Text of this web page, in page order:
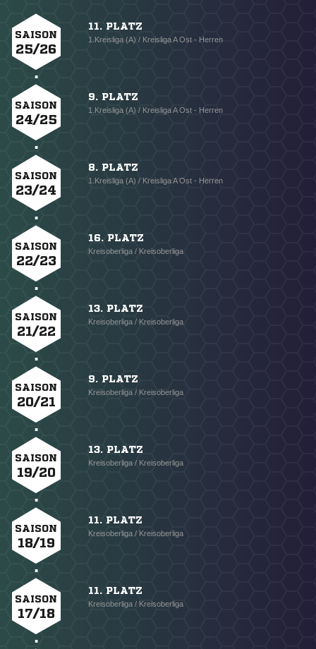
SAISON
25/26
11. PLATZ
1.Kreisliga (A) / Kreisliga A Ost - Herren
SAISON
24/25
9. PLATZ
1.Kreisliga (A) / Kreisliga A Ost - Herren
SAISON
23/24
8. PLATZ
1.Kreisliga (A) / Kreisliga A Ost - Herren
SAISON
22/23
16. PLATZ
Kreisoberliga / Kreisoberliga
SAISON
21/22
13. PLATZ
Kreisoberliga / Kreisoberliga
SAISON
20/21
9. PLATZ
Kreisoberliga / Kreisoberliga
SAISON
19/20
13. PLATZ
Kreisoberliga / Kreisoberliga
SAISON
18/19
11. PLATZ
Kreisoberliga / Kreisoberliga
SAISON
17/18
11. PLATZ
Kreisoberliga / Kreisoberliga